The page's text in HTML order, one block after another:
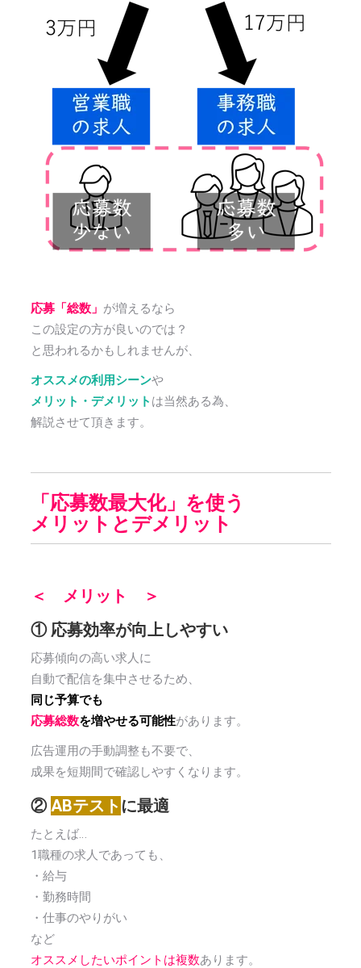
応募「総数」 が増えるなら
この設定の方が良いのでは？
と思われるかもしれませんが、
オススメの利用シーンや
メリット・デメリット は当然ある為、
解説させて頂きます。
「応募数最大化」を使う
メリットとデメリット
＜ メリット ＞
① 応募効率が向上しやすい
応募傾向の高い求人に
自動で配信を集中させるため、
同じ予算でも
応募総数を増やせる可能性があります。
広告運用の手動調整も不要で、
成果を短期間で確認しやすくなります。
②ABテスト に最適
たとえば…
1職種の求人であっても、
・給与
・勤務時間
・仕事のやりがい
など
オススメしたいポイントは複数あります。